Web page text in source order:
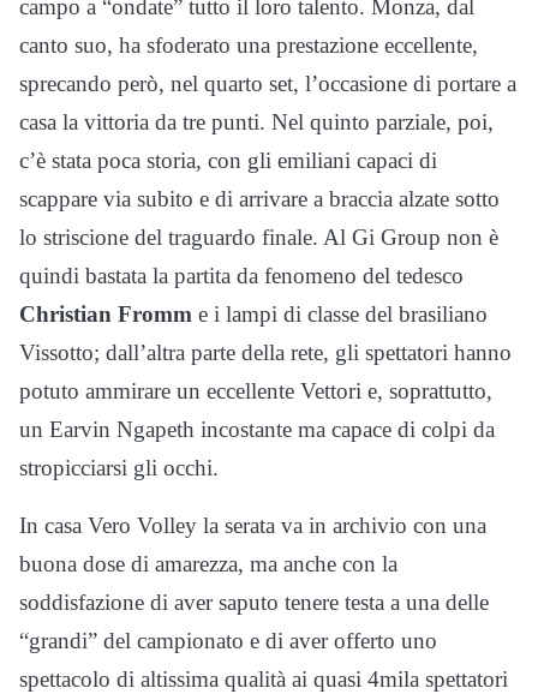
campo a “ondate” tutto il loro talento. Monza, dal
canto suo, ha sfoderato una prestazione eccellente,
sprecando però, nel quarto set, l’occasione di portare a
casa la vittoria da tre punti. Nel quinto parziale, poi,
c’è stata poca storia, con gli emiliani capaci di
scappare via subito e di arrivare a braccia alzate sotto
lo striscione del traguardo finale. Al Gi Group non è
quindi bastata la partita da fenomeno del tedesco
Christian Fromm e i lampi di classe del brasiliano
Vissotto; dall’altra parte della rete, gli spettatori hanno
potuto ammirare un eccellente Vettori e, soprattutto,
un Earvin Ngapeth incostante ma capace di colpi da
stropicciarsi gli occhi.
In casa Vero Volley la serata va in archivio con una
buona dose di amarezza, ma anche con la
soddisfazione di aver saputo tenere testa a una delle
“grandi” del campionato e di aver offerto uno
spettacolo di altissima qualità ai quasi 4mila spettatori